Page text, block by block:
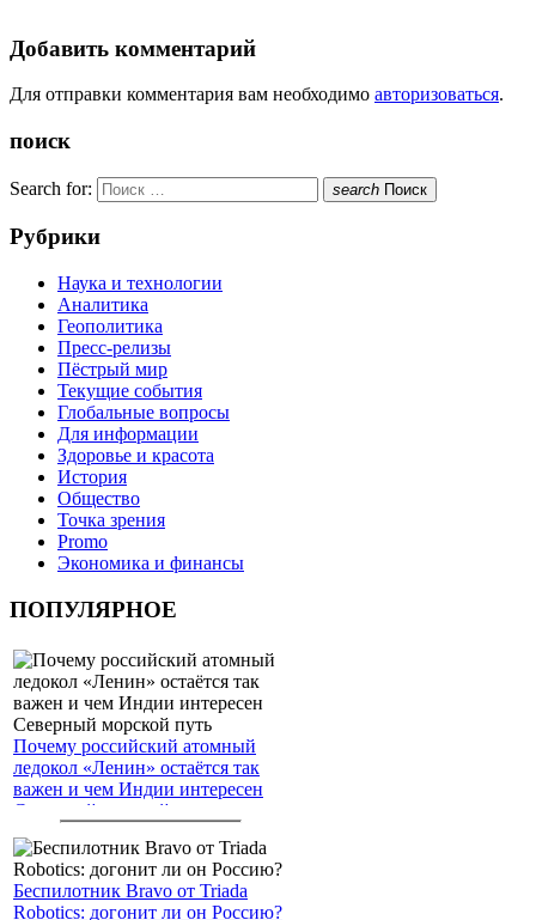
Добавить комментарий
Для отправки комментария вам необходимо авторизоваться.
поиск
Search for: search Поиск
Рубрики
Наука и технологии
Аналитика
Геополитика
Пресс-релизы
Пёстрый мир
Текущие события
Глобальные вопросы
Для информации
Здоровье и красота
История
Общество
Точка зрения
Promo
Экономика и финансы
ПОПУЛЯРНОЕ
Почему российский атомный
ледокол «Ленин» остаётся так
важен и чем Индии интересен
Северный морской путь
Беспилотник Bravo от Triada
Robotics: догонит ли он Россию?